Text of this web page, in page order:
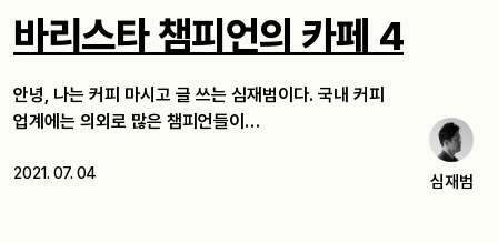
바리스타 챔피언의 카페 4
안녕, 나는 커피 마시고 글 쓰는 심재범이다. 국내 커피
업계에는 의외로 많은 챔피언들이…
2021. 07. 04 심재범